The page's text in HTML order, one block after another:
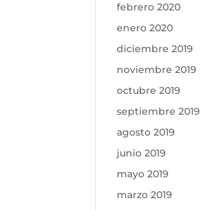
febrero 2020
enero 2020
diciembre 2019
noviembre 2019
octubre 2019
septiembre 2019
agosto 2019
junio 2019
mayo 2019
marzo 2019